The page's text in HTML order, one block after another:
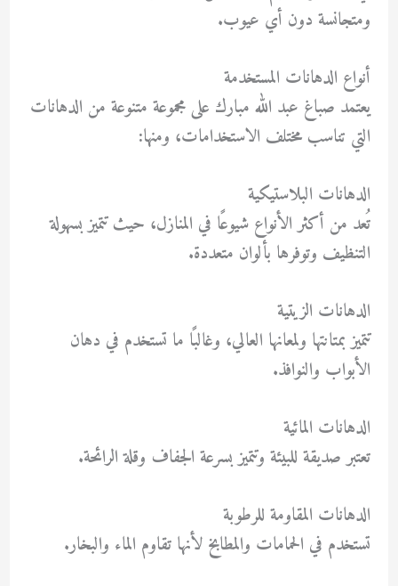
ومتجانسة دون أي عيوب.
أنواع الدهانات المستخدمة
يعتمد صباغ عبد الله مبارك على مجموعة متنوعة من الدهانات
التي تناسب مختلف الاستخدامات، ومنها:
الدهانات البلاستيكية
تُعد من أكثر الأنواع شيوعًا في المنازل، حيث تتميز بسهولة
التنظيف وتوفرها بألوان متعددة.
الدهانات الزيتية
تتميز بمتانتها ولمعانها العالي، وغالبًا ما تستخدم في دهان
الأبواب والنوافذ.
الدهانات المائية
تعتبر صديقة للبيئة وتتميز بسرعة الجفاف وقلة الرائحة.
الدهانات المقاومة للرطوبة
تستخدم في الحمامات والمطابخ لأنها تقاوم الماء والبخار.